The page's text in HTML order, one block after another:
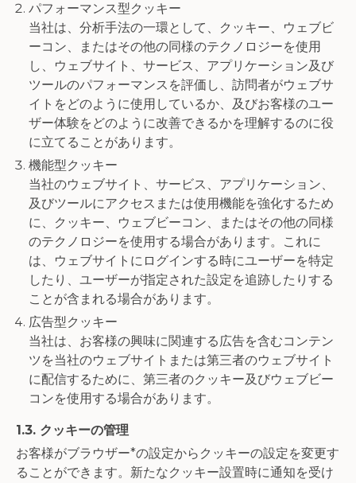
パフォーマンス型クッキー
当社は、分析手法の一環として、クッキー、ウェブビ
ーコン、またはその他の同様のテクノロジーを使用
し、ウェブサイト、サービス、アプリケーション及び
ツールのパフォーマンスを評価し、訪問者がウェブサ
イトをどのように使用しているか、及びお客様のユー
ザー体験をどのように改善できるかを理解するのに役
に立てることがあります。
機能型クッキー
当社のウェブサイト、サービス、アプリケーション、
及びツールにアクセスまたは使用機能を強化するため
に、クッキー、ウェブビーコン、またはその他の同様
のテクノロジーを使用する場合があります。これに
は、ウェブサイトにログインする時にユーザーを特定
したり、ユーザーが指定された設定を追跡したりする
ことが含まれる場合があります。
広告型クッキー
当社は、お客様の興味に関連する広告を含むコンテン
ツを当社のウェブサイトまたは第三者のウェブサイト
に配信するために、第三者のクッキー及びウェブビー
コンを使用する場合があります。
1.3. クッキーの管理
お客様がブラウザー*の設定からクッキーの設定を変更す
ることができます。新たなクッキー設置時に通知を受け